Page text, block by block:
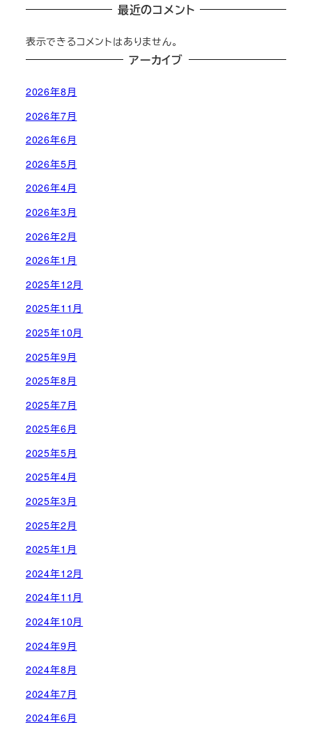
最近のコメント
表示できるコメントはありません。
アーカイブ
2026年8月
2026年7月
2026年6月
2026年5月
2026年4月
2026年3月
2026年2月
2026年1月
2025年12月
2025年11月
2025年10月
2025年9月
2025年8月
2025年7月
2025年6月
2025年5月
2025年4月
2025年3月
2025年2月
2025年1月
2024年12月
2024年11月
2024年10月
2024年9月
2024年8月
2024年7月
2024年6月